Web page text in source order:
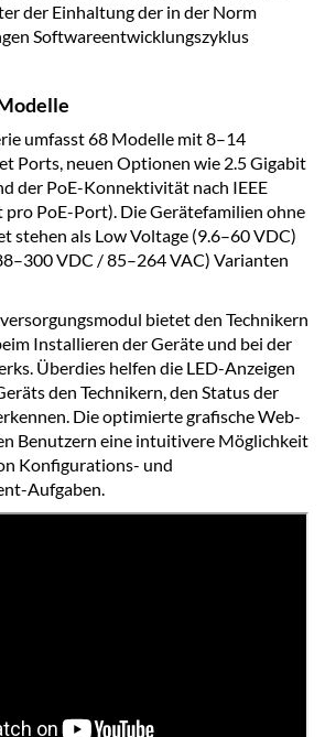
der Einhaltung der in der Norm
Softwareentwicklungszyklus
umfasst 68 Modelle mit 8–14
Ports, neuen Optionen wie 2.5 Gigabit
der PoE-Konnektivität nach IEEE
PoE-Port). Die Gerätefamilien ohne
stehen als Low Voltage (9.6–60 VDC)
VDC / 85–264 VAC) Varianten
bietet den Technikern
Installieren der Geräte und bei der
Überdies helfen die LED-Anzeigen
den Technikern, den Status der
Die optimierte grafische Web-
Benutzern eine intuitivere Möglichkeit
Konfigurations- und
Aufgaben.